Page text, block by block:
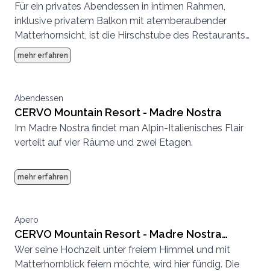
Hirschstube
Für ein privates Abendessen in intimen Rahmen,
inklusive privatem Balkon mit atemberaubender
Matterhornsicht, ist die Hirschstube des Restaurants
Madre Nostra der perfekte Ort.
mehr erfahren
Abendessen
CERVO Mountain Resort - Madre Nostra
Im Madre Nostra findet man Alpin-Italienisches Flair
verteilt auf vier Räume und zwei Etagen.
mehr erfahren
Apero
CERVO Mountain Resort - Madre Nostra
Terrasse
Wer seine Hochzeit unter freiem Himmel und mit
Matterhornblick feiern möchte, wird hier fündig. Die